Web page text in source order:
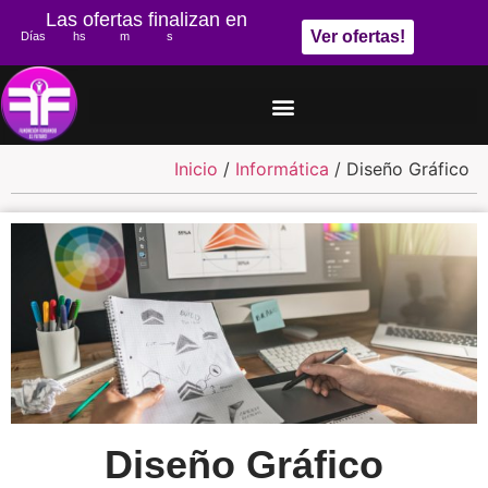
Las ofertas finalizan en
Días hs m s Ver ofertas!
Inicio / Informática / Diseño Gráfico
Diseño Gráfico